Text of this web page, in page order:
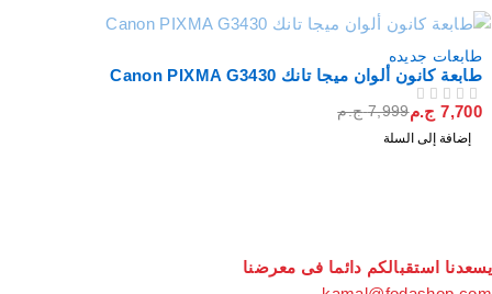
طابعات جديده
طابعة كانون ألوان ميجا تانك Canon PIXMA G3430
7,999 ج.م 7,700 ج.م
إضافة إلى السلة
استقبالكم دائما فى معرضنا